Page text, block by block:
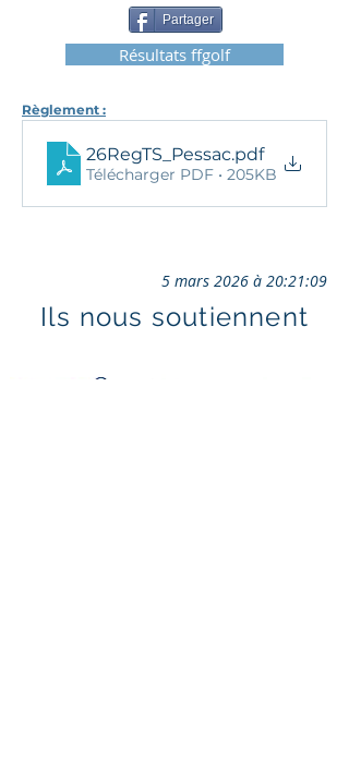
Partager
Résultats ffgolf
Règlement :
26RegTS_Pessac.pdf
Télécharger PDF • 205KB
5 mars 2026 à 20:21:09
Ils nous soutiennent